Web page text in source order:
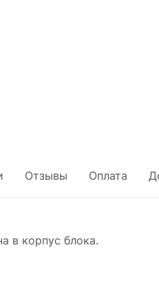
Отзывы Оплата
в корпус блока.